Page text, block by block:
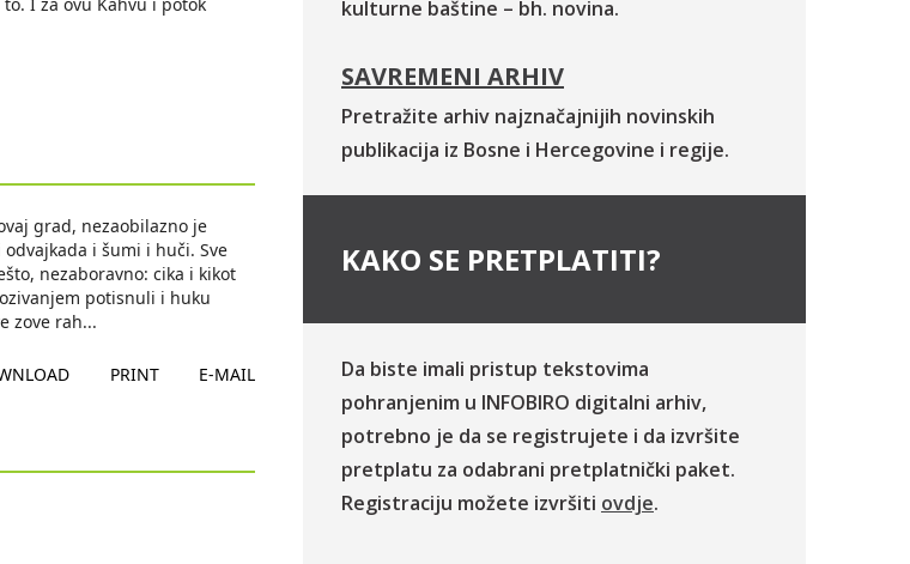
grad, nezaobilazno je
i šumi i huči. Sve
nezaboravno: cika i kikot
potisnuli i huku
zove rah...
PRINT E-MAIL
kulturne baštine – bh. novina.
SAVREMENI ARHIV
Pretražite arhiv najznačajnijih novinskih
publikacija iz Bosne i Hercegovine i regije.
KAKO SE PRETPLATITI?
Da biste imali pristup tekstovima
pohranjenim u INFOBIRO digitalni arhiv,
potrebno je da se registrujete i da izvršite
pretplatu za odabrani pretplatnički paket.
Registraciju možete izvršiti ovdje.